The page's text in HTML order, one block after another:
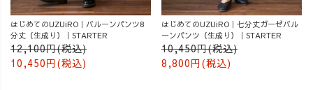
はじめてのUZUiRO｜バルーンパンツ8
分丈（生成り）｜STARTER
12,100円(税込)
10,450円(税込)
はじめてのUZUiRO｜七分丈ガーゼバル
ーンパンツ（生成り）｜STARTER
10,450円(税込)
8,800円(税込)